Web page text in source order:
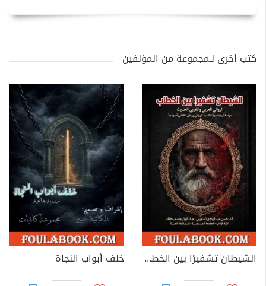
كتب أخرى لـمجموعة من المؤلفين
الشيطان تشفيرًا بين الخطاب الروائي العربي والغربي الحديث خلف أبواب النجاة